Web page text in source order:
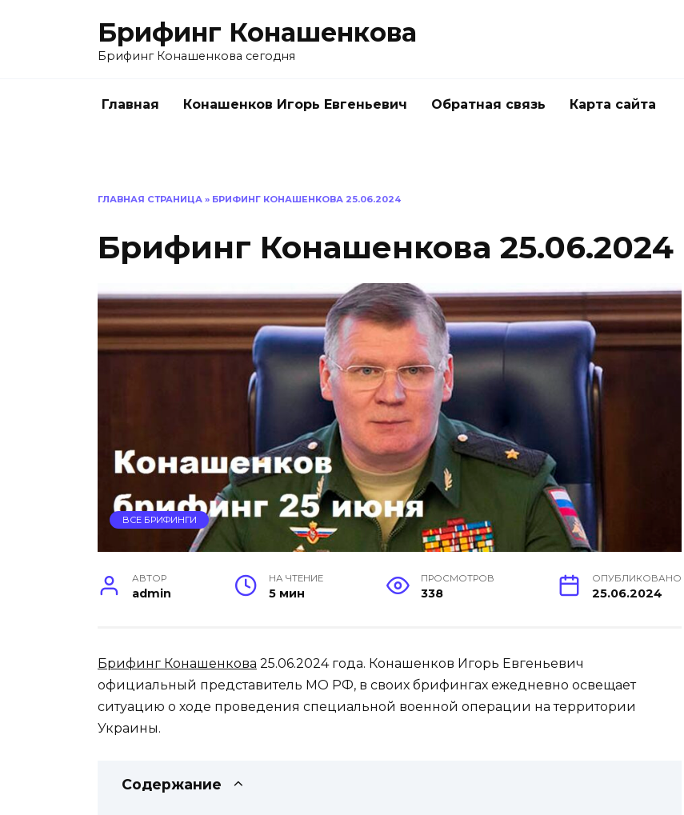
Брифинг Конашенкова
Брифинг Конашенкова сегодня
Главная Конашенков Игорь Евгеньевич Обратная связь Карта сайта
ГЛАВНАЯ СТРАНИЦА » БРИФИНГ КОНАШЕНКОВА 25.06.2024
Брифинг Конашенкова 25.06.2024
ВСЕ БРИФИНГИ
АВТОР
admin
НА ЧТЕНИЕ
5 мин
ПРОСМОТРОВ
338
ОПУБЛИКОВАНО
25.06.2024
Брифинг Конашенкова 25.06.2024 года. Конашенков Игорь Евгеньевич
официальный представитель МО РФ, в своих брифингах ежедневно освещает
ситуацию о ходе проведения специальной военной операции на территории
Украины.
Содержание